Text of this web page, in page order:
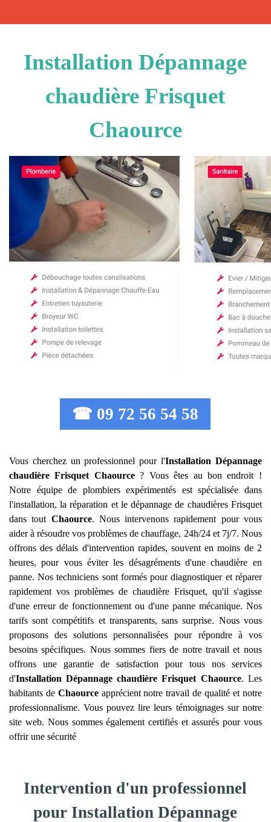
Installation Dépannage
chaudière Frisquet
Chaource
☎ 09 72 56 54 58
Vous cherchez un professionnel pour l'Installation Dépannage
chaudière Frisquet Chaource? Vous êtes au bon endroit !
Notre équipe de plombiers expérimentés est spécialisée dans
l'installation, la réparation et le dépannage de chaudières Frisquet
dans tout Chaource. Nous intervenons rapidement pour vous
aider à résoudre vos problèmes de chauffage, 24h/24 et 7j/7. Nous
offrons des délais d'intervention rapides, souvent en moins de 2
heures, pour vous éviter les désagréments d'une chaudière en
panne. Nos techniciens sont formés pour diagnostiquer et réparer
rapidement vos problèmes de chaudière Frisquet, qu'il s'agisse
d'une erreur de fonctionnement ou d'une panne mécanique. Nos
tarifs sont compétitifs et transparents, sans surprise. Nous vous
proposons des solutions personnalisées pour répondre à vos
besoins spécifiques. Nous sommes fiers de notre travail et nous
offrons une garantie de satisfaction pour tous nos services
d'Installation Dépannage chaudière Frisquet Chaource. Les
habitants de Chaourceapprécient notre travail de qualité et notre
professionnalisme. Vous pouvez lire leurs témoignages sur notre
site web. Nous sommes également certifiés et assurés pour vous
offrir une sécurité
Intervention d'un professionnel
pour Installation Dépannage